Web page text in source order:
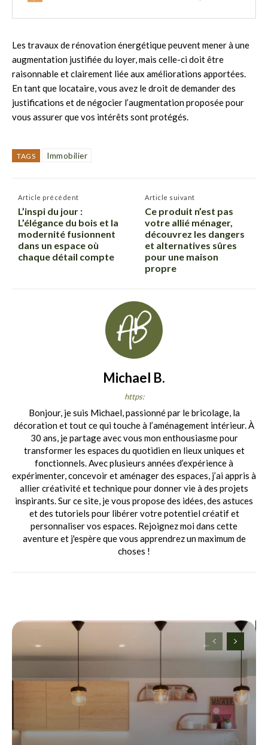
Les travaux de rénovation énergétique peuvent mener à une
augmentation justifiée du loyer, mais celle-ci doit être
raisonnable et clairement liée aux améliorations apportées.
En tant que locataire, vous avez le droit de demander des
justifications et de négocier l’augmentation proposée pour
vous assurer que vos intérêts sont protégés.
TAGS Immobilier
Article précédent
L’inspi du jour :
L’élégance du bois et la
modernité fusionnent
dans un espace où
chaque détail compte
Article suivant
Ce produit n’est pas
votre allié ménager,
découvrez les dangers
et alternatives sûres
pour une maison
propre
Michael B.
https:
Bonjour, je suis Michael, passionné par le bricolage, la
décoration et tout ce qui touche à l’aménagement intérieur. À
30 ans, je partage avec vous mon enthousiasme pour
transformer les espaces du quotidien en lieux uniques et
fonctionnels. Avec plusieurs années d’expérience à
expérimenter, concevoir et aménager des espaces, j’ai appris à
allier créativité et technique pour donner vie à des projets
inspirants. Sur ce site, je vous propose des idées, des astuces
et des tutoriels pour libérer votre potentiel créatif et
personnaliser vos espaces. Rejoignez moi dans cette
aventure et j'espère que vous apprendrez un maximum de
choses !